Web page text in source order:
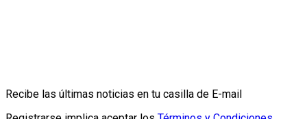
Recibe las últimas noticias en tu casilla de E-mail